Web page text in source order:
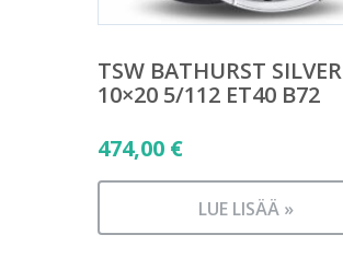
TSW BATHURST SILVER
10×20 5/112 ET40 B72
474,00 €
LUE LISÄÄ »